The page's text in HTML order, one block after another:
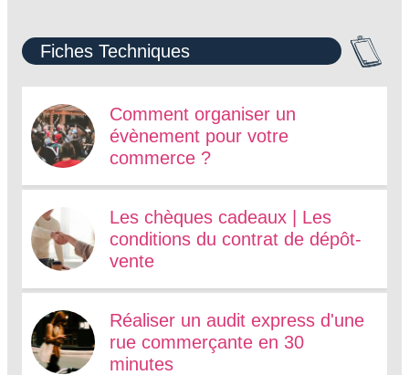
Fiches Techniques
Comment organiser un
évènement pour votre
commerce ?
Les chèques cadeaux | Les
conditions du contrat de dépôt-
vente
Réaliser un audit express d'une
rue commerçante en 30
minutes